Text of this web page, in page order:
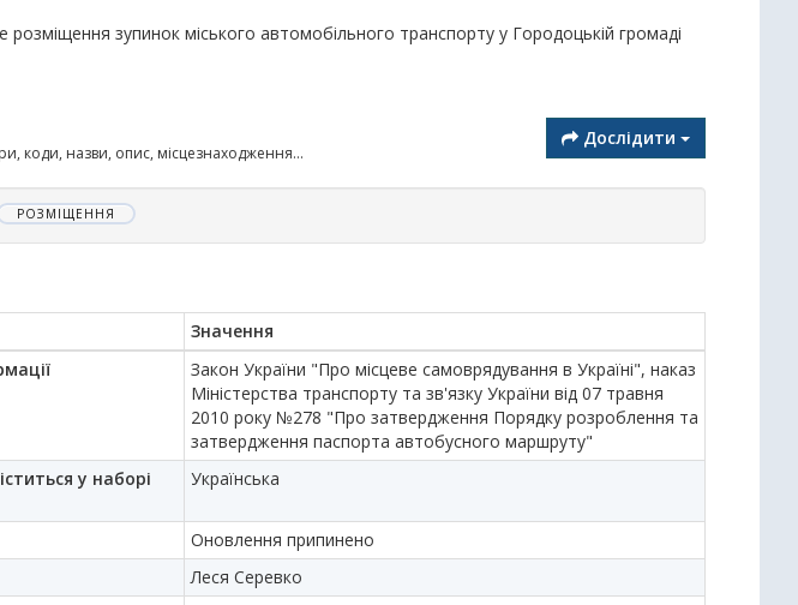
розміщення зупинок міського автомобільного транспорту у Городоцькій громаді
коди, назви, опис, місцезнаходження...
Дослідити
РОЗМІЩЕННЯ
Значення
Закон України "Про місцеве самоврядування в Україні", наказ
Міністерства транспорту та зв'язку України від 07 травня
2010 року №278 "Про затвердження Порядку розроблення та
затвердження паспорта автобусного маршруту"
у наборі
Українська
Оновлення припинено
Леся Серевко